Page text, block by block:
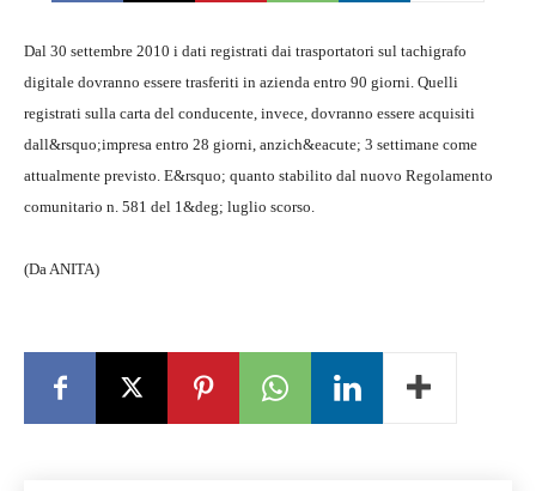
Dal 30 settembre 2010 i dati registrati dai trasportatori sul tachigrafo
digitale dovranno essere trasferiti in azienda entro 90 giorni. Quelli
registrati sulla carta del conducente, invece, dovranno essere acquisiti
dall&rsquo;impresa entro 28 giorni, anzich&eacute; 3 settimane come
attualmente previsto. E&rsquo; quanto stabilito dal nuovo Regolamento
comunitario n. 581 del 1&deg; luglio scorso.
(Da ANITA)